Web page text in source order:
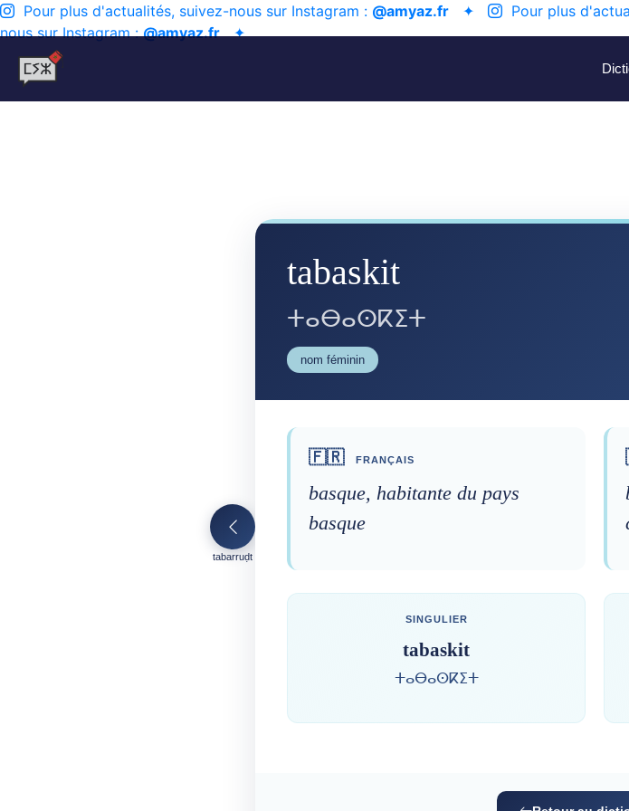
Pour plus d'actualités, suivez-nous sur Instagram : @amyaz.fr ✦ Pour plus
nous sur Instagram :@amyaz.fr✦
tabarruḍt
tabaskit
ⵜⴰⴱⴰⵙⴽⵉⵜ
nom féminin
🇫🇷 FRANÇAIS
basque, habitante du pays
basque
SINGULIER
tabaskit
ⵜⴰⴱⴰⵙⴽⵉⵜ